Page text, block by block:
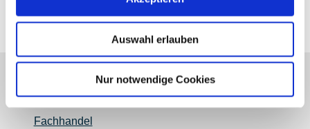
Auswahl erlauben
Nur notwendige Cookies
Fachhandel